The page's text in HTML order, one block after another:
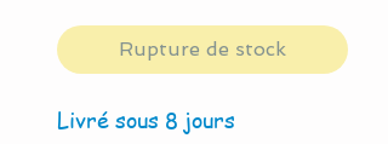
Rupture de stock
Livré sous 8 jours